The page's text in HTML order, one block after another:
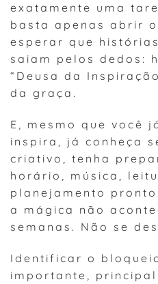
exatamente uma
basta apenas abrir
esperar que
saiam pelos dedos:
“Deusa da
da graça.
E, mesmo que você
inspira, já conheça
criativo, tenha
horário, música,
planejamento
a mágica não
semanas. Não se
Identificar o
importante,